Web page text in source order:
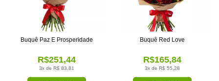
3x de R$ 83,81
R$251,44
Buquê Paz E Prosperidade
3x de R$ 55,28
R$165,84
Buquê Red Love